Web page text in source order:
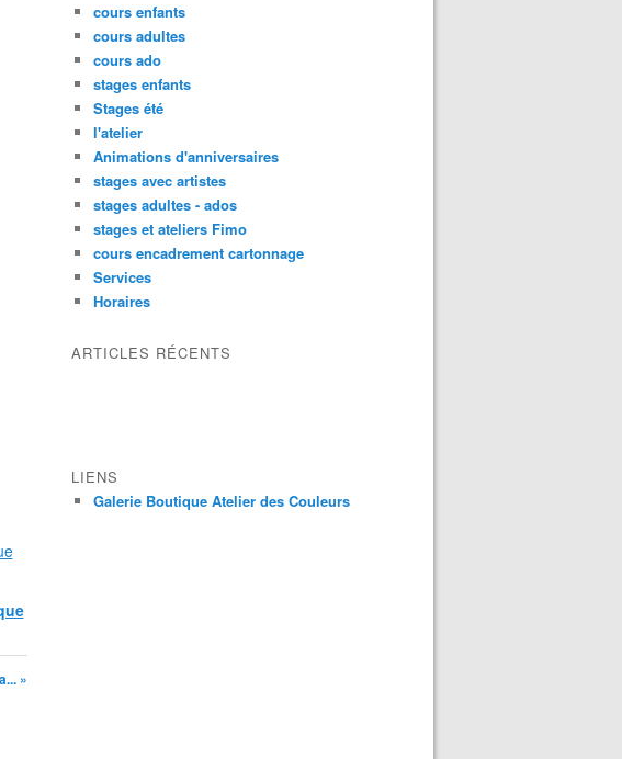
»
cours enfants
cours adultes
cours ado
stages enfants
Stages été
l'atelier
Animations d'anniversaires
stages avec artistes
stages adultes - ados
stages et ateliers Fimo
cours encadrement cartonnage
Services
Horaires
ARTICLES RÉCENTS
LIENS
Galerie Boutique Atelier des Couleurs